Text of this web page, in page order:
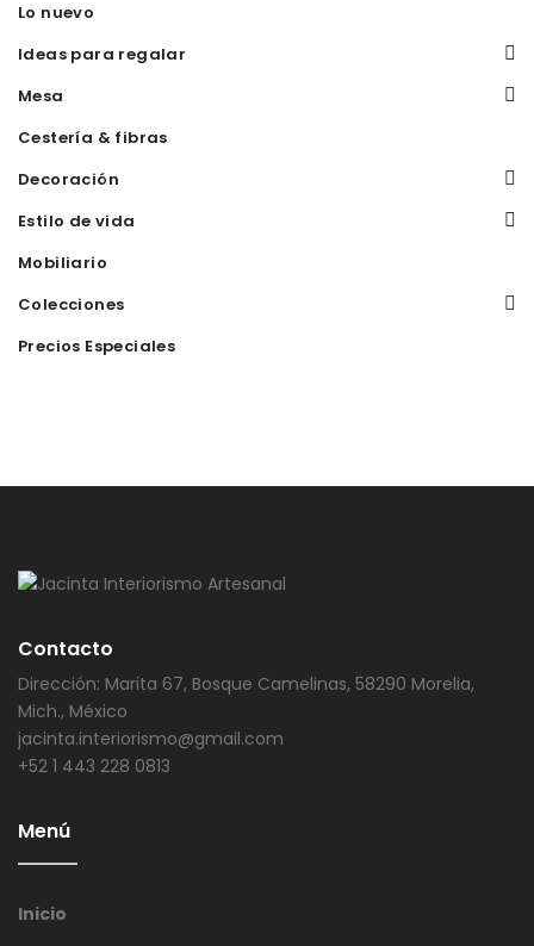
Lo nuevo
Ideas para regalar
Mesa
Cestería & fibras
Decoración
Estilo de vida
Mobiliario
Colecciones
Precios Especiales
Contacto
Dirección: Marita 67, Bosque Camelinas, 58290 Morelia,
Mich., México
jacinta.interiorismo@gmail.com
+52 1 443 228 0813
Menú
Inicio